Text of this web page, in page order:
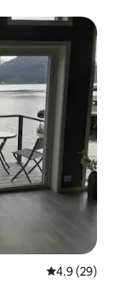
平均评分
4.9 (29)